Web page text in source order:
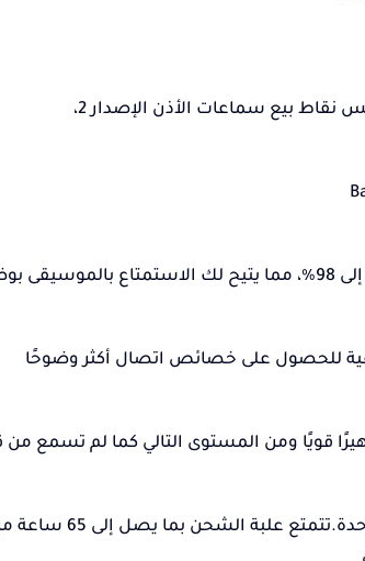
استمتع بـ 8 ساعات من